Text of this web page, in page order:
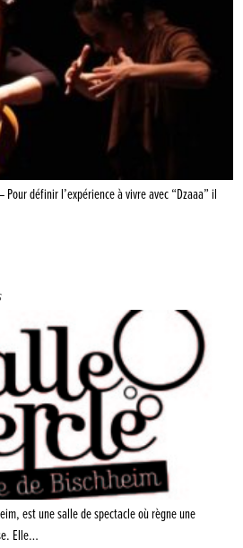
définir l’expérience à vivre avec “Dzaaa” il
est une salle de spectacle où règne une
Elle…